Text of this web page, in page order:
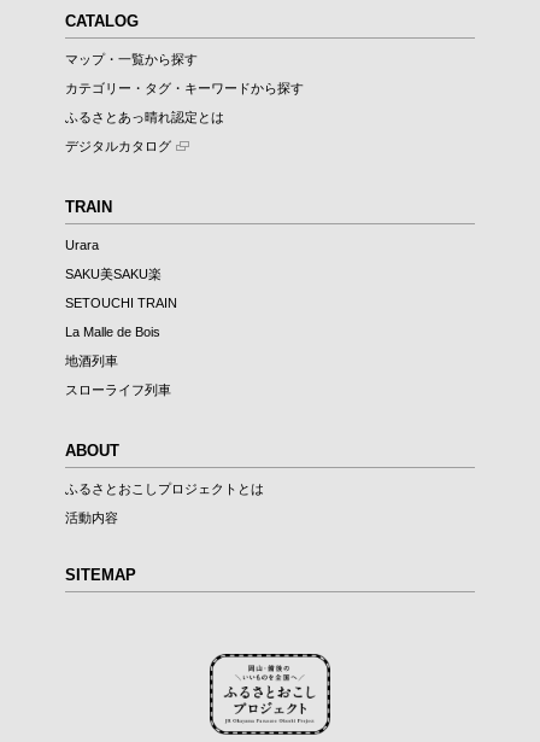
CATALOG
マップ・一覧から探す
カテゴリー・タグ・キーワードから探す
ふるさとあっ晴れ認定とは
デジタルカタログ
TRAIN
Urara
SAKU美SAKU楽
SETOUCHI TRAIN
La Malle de Bois
地酒列車
スローライフ列車
ABOUT
ふるさとおこしプロジェクトとは
活動内容
SITEMAP